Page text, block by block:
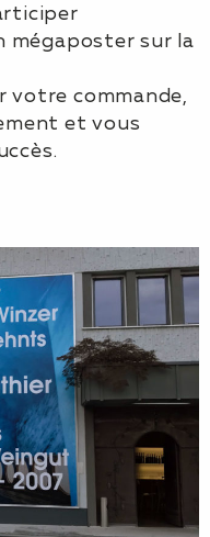
mégaposter sur la
votre commande,
et vous